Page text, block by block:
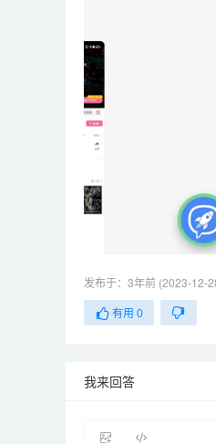
发布于：3年前 (2023-12-
有用 0
我来回答